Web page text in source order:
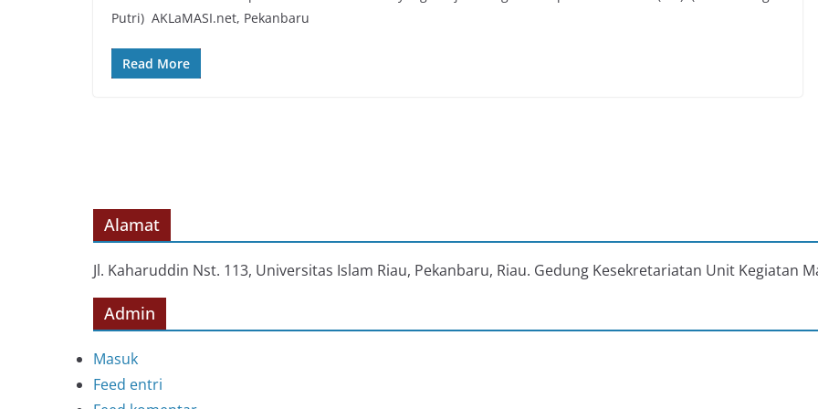
Putri) AKLaMASI.net, Pekanbaru
Read More
Alamat
Jl. Kaharuddin Nst. 113, Universitas Islam Riau, Pekanbaru, Riau. Gedung Kesekretariatan Unit Kegiatan
Admin
Masuk
Feed entri